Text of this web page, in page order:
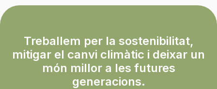
Treballem per la sostenibilitat,
mitigar el canvi climàtic i deixar un
món millor a les futures
generacions.